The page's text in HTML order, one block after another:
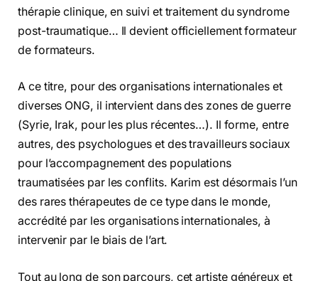
thérapie clinique, en suivi et traitement du syndrome
post-traumatique… Il devient officiellement formateur
de formateurs.
A ce titre, pour des organisations internationales et
diverses ONG, il intervient dans des zones de guerre
(Syrie, Irak, pour les plus récentes…). Il forme, entre
autres, des psychologues et des travailleurs sociaux
pour l’accompagnement des populations
traumatisées par les conflits. Karim est désormais l’un
des rares thérapeutes de ce type dans le monde,
accrédité par les organisations internationales, à
intervenir par le biais de l’art.
Tout au long de son parcours, cet artiste généreux et